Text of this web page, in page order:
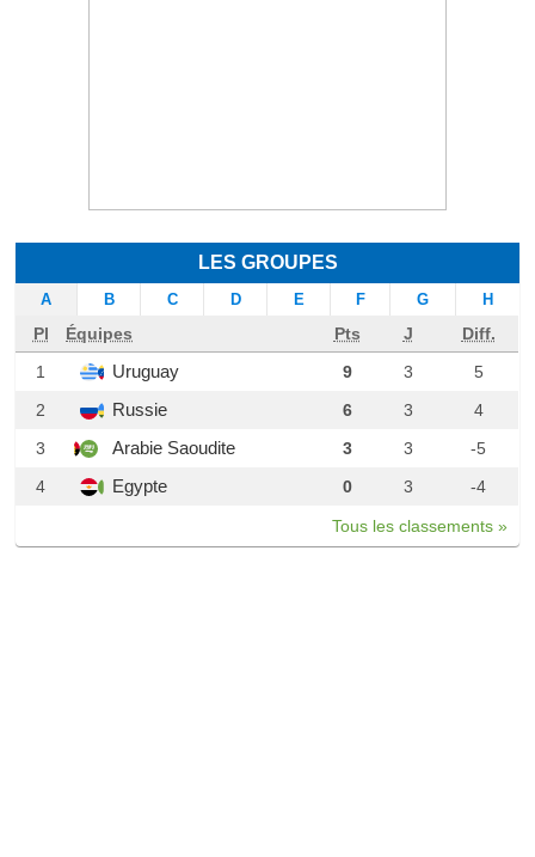
LES GROUPES
A B C D E F G H
Pl Équipes Pts J
Diff.
1
Uruguay 9 3
5
2
Russie 6 3
4
3
Arabie Saoudite 3 3
-5
4
Egypte 0 3 -4
Tous les classements »